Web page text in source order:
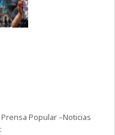
Popular –Noticias